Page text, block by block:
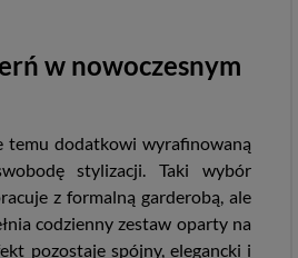
w nowoczesnym
temu dodatkowi wyrafinowaną
stylizacji. Taki wybór
z formalną garderobą, ale
codzienny zestaw oparty na
pozostaje spójny, elegancki i